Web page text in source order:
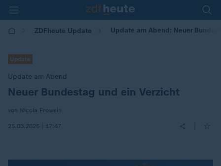
ZDFheute Update Update am Abend: Neuer
Update
Update am Abend
:Neuer Bundestag und ein Verzicht
von Nicola Frowein
25.03.2025 | 17:47